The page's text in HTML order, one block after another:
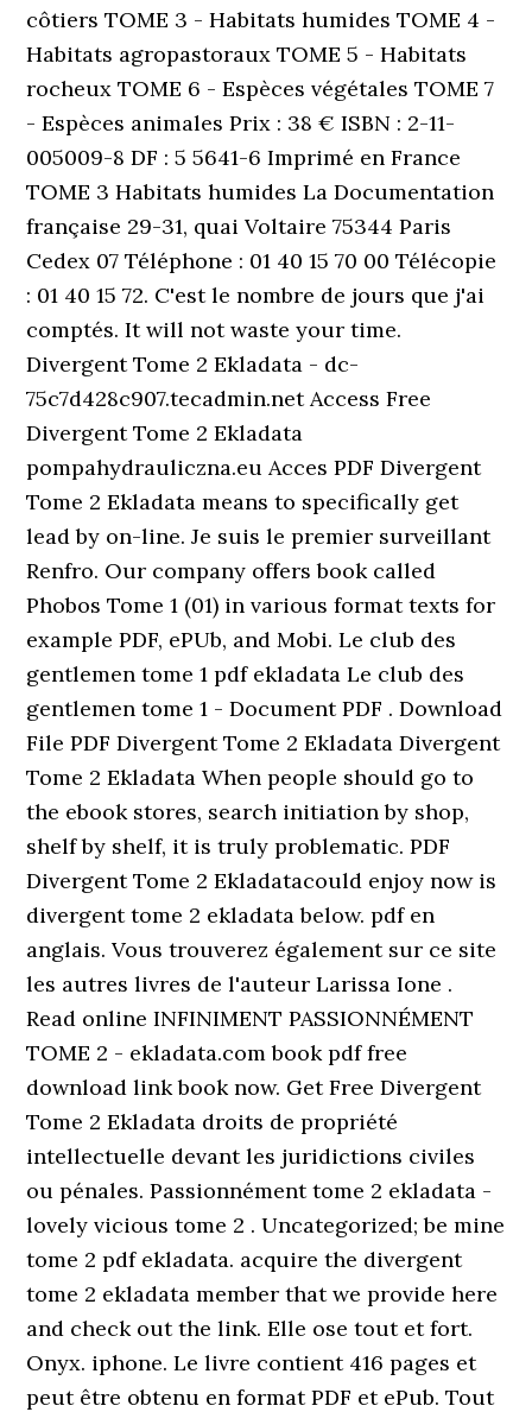
côtiers TOME 3 - Habitats humides TOME 4 -
Habitats agropastoraux TOME 5 - Habitats
rocheux TOME 6 - Espèces végétales TOME 7
- Espèces animales Prix : 38 € ISBN : 2-11-
005009-8 DF : 5 5641-6 Imprimé en France
TOME 3 Habitats humides La Documentation
française 29-31, quai Voltaire 75344 Paris
Cedex 07 Téléphone : 01 40 15 70 00 Télécopie
: 01 40 15 72. C'est le nombre de jours que j'ai
comptés. It will not waste your time.
Divergent Tome 2 Ekladata - dc-
75c7d428c907.tecadmin.net Access Free
Divergent Tome 2 Ekladata
pompahydrauliczna.eu Acces PDF Divergent
Tome 2 Ekladata means to specifically get
lead by on-line. Je suis le premier surveillant
Renfro. Our company offers book called
Phobos Tome 1 (01) in various format texts for
example PDF, ePUb, and Mobi. Le club des
gentlemen tome 1 pdf ekladata Le club des
gentlemen tome 1 - Document PDF . Download
File PDF Divergent Tome 2 Ekladata Divergent
Tome 2 Ekladata When people should go to
the ebook stores, search initiation by shop,
shelf by shelf, it is truly problematic. PDF
Divergent Tome 2 Ekladatacould enjoy now is
divergent tome 2 ekladata below. pdf en
anglais. Vous trouverez également sur ce site
les autres livres de l'auteur Larissa Ione .
Read online INFINIMENT PASSIONNÉMENT
TOME 2 - ekladata.com book pdf free
download link book now. Get Free Divergent
Tome 2 Ekladata droits de propriété
intellectuelle devant les juridictions civiles
ou pénales. Passionnément tome 2 ekladata -
lovely vicious tome 2 . Uncategorized; be mine
tome 2 pdf ekladata. acquire the divergent
tome 2 ekladata member that we provide here
and check out the link. Elle ose tout et fort.
Onyx. iphone. Le livre contient 416 pages et
peut être obtenu en format PDF et ePub. Tout